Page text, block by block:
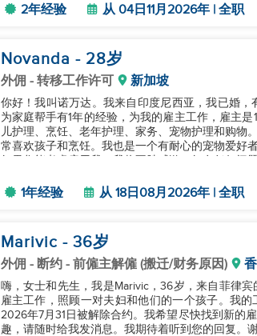
2年经验 从 04日11月2026年 | 全职
Novanda - 28岁
外佣 - 转移工作许可 新加坡
你好！我叫诺万达。我来自印度尼西亚，我已婚
为家庭帮手有1年的经验，为我的雇主工作，雇主
儿护理、烹饪、老年护理、家务、宠物护理和购物
常喜欢孩子和烹饪。我也是一个有耐心的宠物爱好
1年经验 从 18日08月2026年 | 全职
Marivic - 36岁
外佣 - 断约 - 前僱主解僱 (搬迁/财务原因)
嗨，女士和先生，我是Marivic，36岁，来自菲律
雇主工作，照顾一对夫妇和他们的一个孩子。我
2026年7月31日被解除合约。我希望尽快找到新的
趣，请随时给我发消息。我期待着听到您的回复。